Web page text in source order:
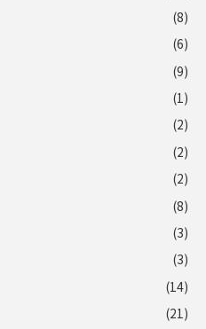
(8)
(6)
(9)
(1)
(2)
(2)
(2)
(8)
(3)
(3)
(14)
(21)